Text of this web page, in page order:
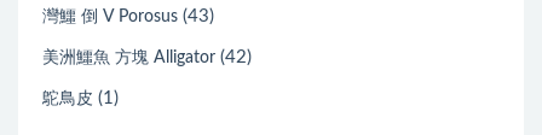
灣鱷 倒 V Porosus (43)
美洲鱷魚 方塊 Alligator (42)
鴕鳥皮 (1)